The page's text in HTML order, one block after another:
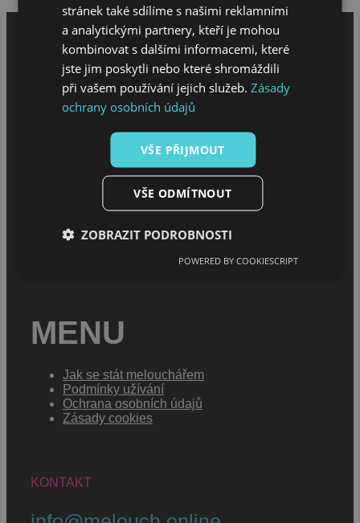
MENU
O projektu
Sháním melouch
MENU
Jak se stát melouchářem
Podmínky užívání
Ochrana osobních údajů
Zásady cookies
KONTAKT
stránek také sdílíme s našimi reklamními
a analytickými partnery, kteří je mohou
kombinovat s dalšími informacemi, které
jste jim poskytli nebo které shromáždili
při vašem používání jejich služeb.Zásady
ochrany osobních údajů
VŠE PŘIJMOUT
VŠE ODMÍTNOUT
ZOBRAZIT PODROBNOSTI
POWERED BY COOKIESCRIPT